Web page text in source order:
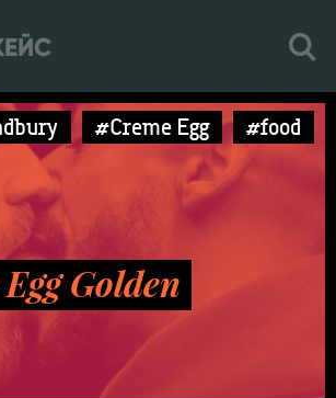
#Creme Egg #food
Golden